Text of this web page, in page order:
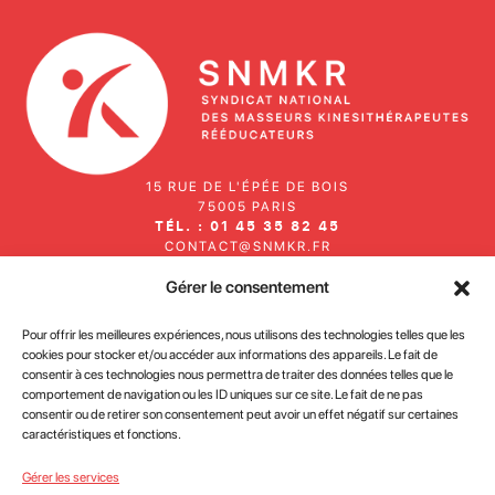
Gérer le consentement
Pour offrir les meilleures expériences, nous utilisons des technologies telles que les
cookies pour stocker et/ou accéder aux informations des appareils. Le fait de
consentir à ces technologies nous permettra de traiter des données telles que le
comportement de navigation ou les ID uniques sur ce site. Le fait de ne pas
consentir ou de retirer son consentement peut avoir un effet négatif sur certaines
caractéristiques et fonctions.
Gérer les services
15 RUE DE L'ÉPÉE DE BOIS
75005 PARIS
TÉL. : 01 45 35 82 45
CONTACT@SNMKR.FR
J'accepte la